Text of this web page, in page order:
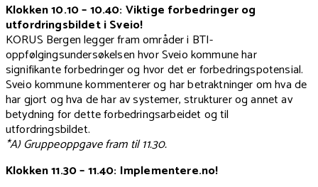
Klokken 10.10 – 10.40: Viktige forbedringer og
utfordringsbildet i Sveio!
KORUS Bergen legger fram områder i BTI-
oppfølgingsundersøkelsen hvor Sveio kommune har
signifikante forbedringer og hvor det er forbedringspotensial.
Sveio kommune kommenterer og har betraktninger om hva de
har gjort og hva de har av systemer, strukturer og annet av
betydning for dette forbedringsarbeidet og til
utfordringsbildet.
*A) Gruppeoppgave fram til 11.30.
Klokken 11.30 – 11.40: Implementere.no!